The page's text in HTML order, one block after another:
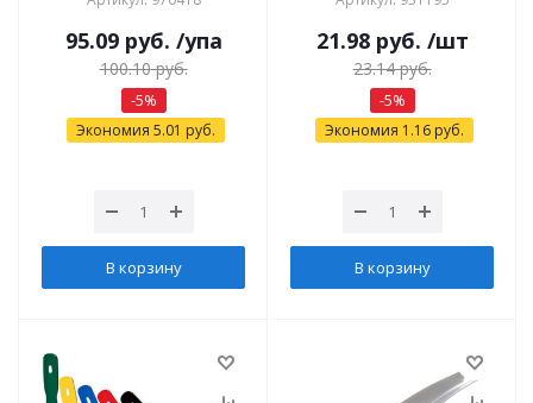
95.09руб. /упа
100.10руб.
-5%
Экономия 5.01 руб.
В корзину
21.98руб. /шт
23.14руб.
-5%
Экономия 1.16руб.
В корзину